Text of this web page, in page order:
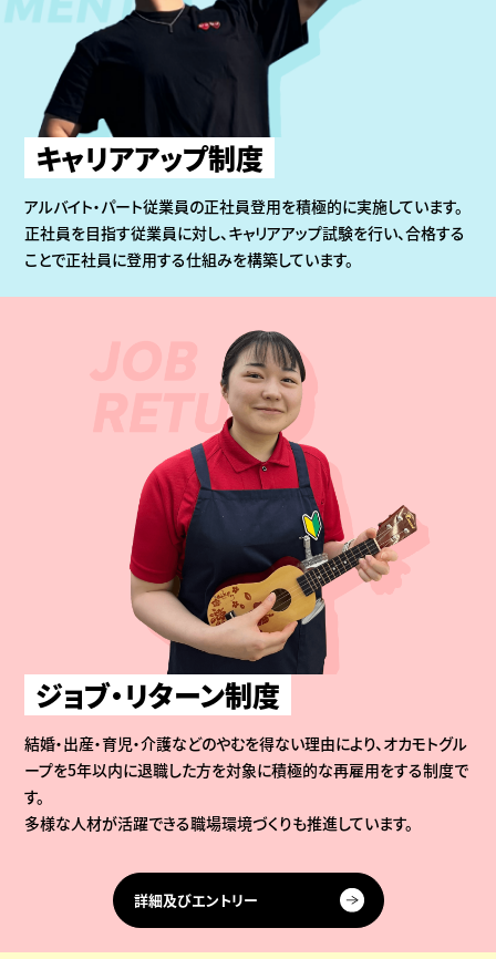
キャリアアップ制度
アルバイト・パート従業員の正社員登用を積極的に実施しています。
正社員を目指す従業員に対し、キャリアアップ試験を行い、合格する
ことで正社員に登用する仕組みを構築しています。
ジョブ・リターン制度
結婚・出産・育児・介護などのやむを得ない理由により、オカモトグル
ープを5年以内に退職した方を対象に積極的な再雇用をする制度で
す。
多様な人材が活躍できる職場環境づくりも推進しています。
詳細及びエントリー